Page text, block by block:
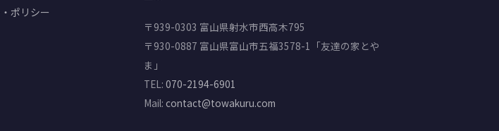
ポリシー
〒939-0303 富山県射水市西高木795
〒930-0887 富山県富山市五福3578-1「友達の家とや
ま」
TEL: 070-2194-6901
Mail: contact@towakuru.com